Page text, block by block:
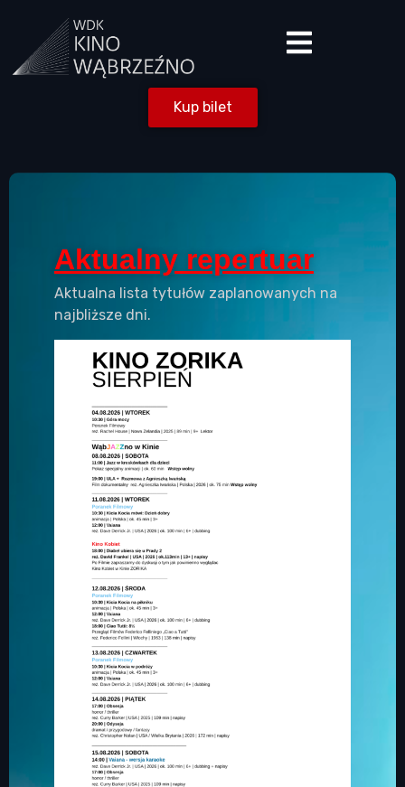
Kup bilet
Aktualny repertuar
Aktualna lista tytułów zaplanowanych na
najbliższe dni.